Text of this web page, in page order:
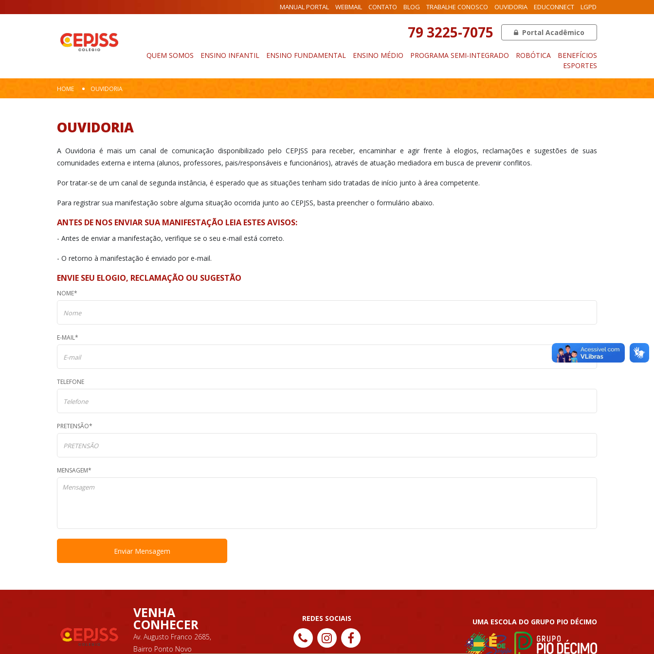
MANUAL PORTAL WEBMAIL CONTATO BLOG TRABALHE CONOSCO OUVIDORIA EDUCONNECT LGPD
79 3225-7075 Portal Acadêmico
QUEM SOMOS ENSINO INFANTIL ENSINO FUNDAMENTAL ENSINO MÉDIO PROGRAMA SEMI-INTEGRADO ROBÓTICA
BENEFÍCIOS
ESPORTES
HOME OUVIDORIA
OUVIDORIA
A Ouvidoria é mais um canal de comunicação disponibilizado pelo CEPJSS para receber, encaminhar e agir frente à elogios, reclamações e sugestões de suas
comunidades externa e interna (alunos, professores, pais/responsáveis e funcionários), através de atuação mediadora em busca de prevenir conflitos.
Por tratar-se de um canal de segunda instância, é esperado que as situações tenham sido tratadas de início junto à área competente.
Para registrar sua manifestação sobre alguma situação ocorrida junto ao CEPJSS, basta preencher o formulário abaixo.
ANTES DE NOS ENVIAR SUA MANIFESTAÇÃO LEIA ESTES AVISOS:
- Antes de enviar a manifestação, verifique se o seu e-mail está correto.
- O retorno à manifestação é enviado por e-mail.
ENVIE SEU ELOGIO, RECLAMAÇÃO OU SUGESTÃO
NOME*
E-MAIL*
TELEFONE
PRETENSÃO*
MENSAGEM*
VENHA
CONHECER
Av. Augusto Franco 2685,
Bairro Ponto Novo
REDES SOCIAIS UMA ESCOLA DO GRUPO PIO DÉCIMO